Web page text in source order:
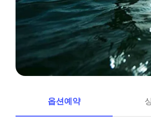
옵션예약